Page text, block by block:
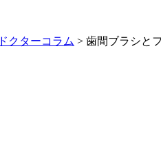
ドクターコラム > 歯間ブラシと